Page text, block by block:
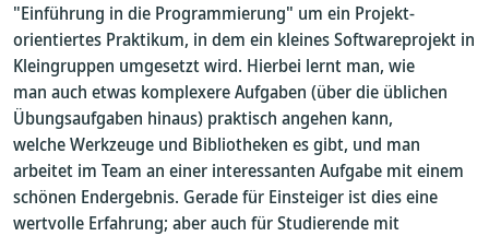
"Einführung in die Programmierung" um ein Projekt-
orientiertes Praktikum, in dem ein kleines Softwareprojekt in
Kleingruppen umgesetzt wird. Hierbei lernt man, wie
man auch etwas komplexere Aufgaben (über die üblichen
Übungsaufgaben hinaus) praktisch angehen kann,
welche Werkzeuge und Bibliotheken es gibt, und man
arbeitet im Team an einer interessanten Aufgabe mit einem
schönen Endergebnis. Gerade für Einsteiger ist dies eine
wertvolle Erfahrung; aber auch für Studierende mit